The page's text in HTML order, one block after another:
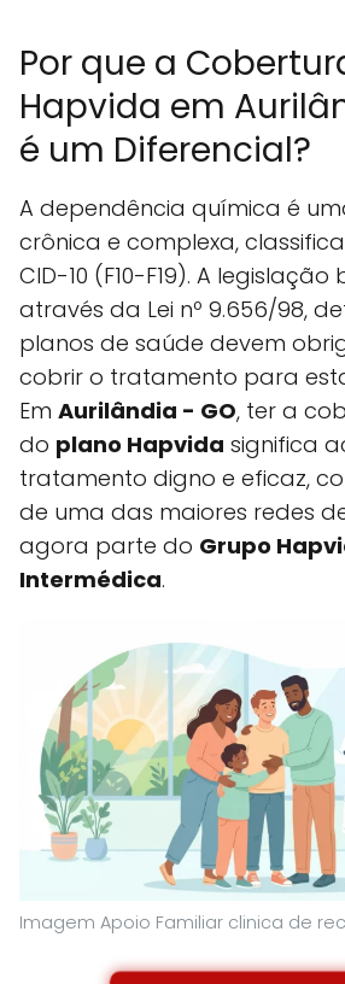
Por que a
Hapvida em
é um Diferencial?
A dependência química é
crônica e complexa,
CID-10 (F10-F19). A legislação
através da Lei nº 9.656/98,
planos de saúde devem
cobrir o tratamento para
Em Aurilândia - GO, ter a
do plano Hapvida significa
tratamento digno e eficaz,
de uma das maiores redes
agora parte do Grupo
Intermédica.
Imagem Apoio Familiar clinica de